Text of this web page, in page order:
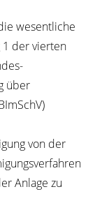
wesentliche
1 der vierten
über
von der
Anlage zu